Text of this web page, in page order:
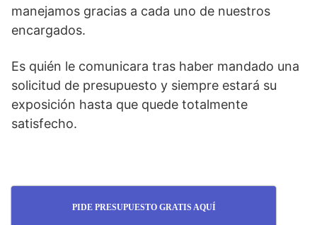
manejamos gracias a cada uno de nuestros
encargados.
Es quién le comunicara tras haber mandado una
solicitud de presupuesto y siempre estará su
exposición hasta que quede totalmente
satisfecho.
PIDE PRESUPUESTO GRATIS AQUÍ